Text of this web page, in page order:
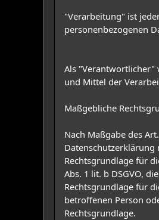
"Verarbeitung" ist
personenbezogenen
Als "Verantwortlicher"
und Mittel der
Maßgebliche
Nach Maßgabe des
Datenschutzerklärung
Rechtsgrundlage für
Abs. 1 lit. b DSGVO,
Rechtsgrundlage für
betroffenen Person
Rechtsgrundlage.